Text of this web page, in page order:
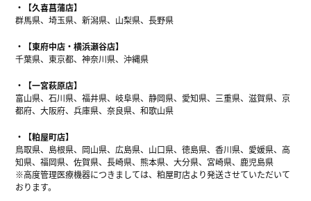
【久喜菖蒲店】
群馬県、埼玉県、新潟県、山梨県、長野県
【東府中店・横浜瀬谷店】
千葉県、東京都、神奈川県、沖縄県
【一宮萩原店】
富山県、石川県、福井県、岐阜県、静岡県、愛知県、三重県、滋賀県、京
都府、大阪府、兵庫県、奈良県、和歌山県
【粕屋町店】
鳥取県、島根県、岡山県、広島県、山口県、徳島県、香川県、愛媛県、高
知県、福岡県、佐賀県、長崎県、熊本県、大分県、宮崎県、鹿児島県
※高度管理医療機器につきましては、粕屋町店より発送させていただいて
おります。